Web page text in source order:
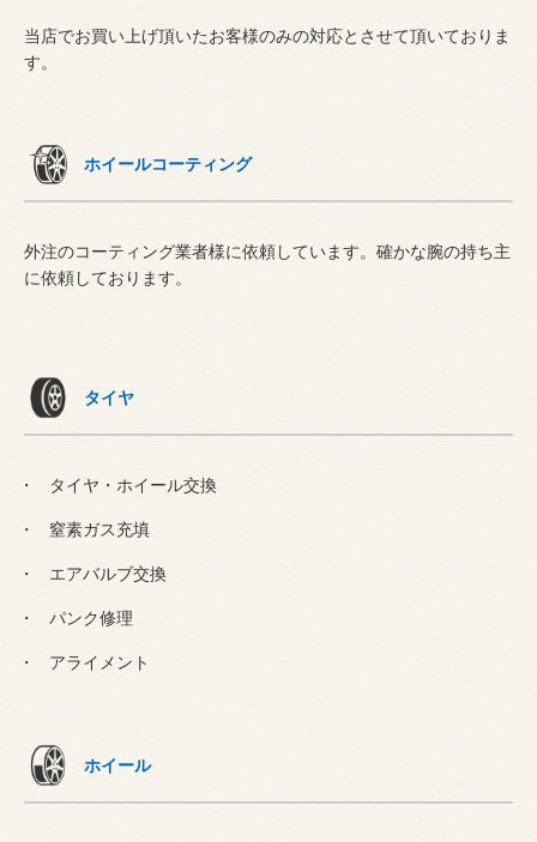
当店でお買い上げ頂いたお客様のみの対応とさせて頂いておりま
す。
ホイールコーティング
外注のコーティング業者様に依頼しています。確かな腕の持ち主
に依頼しております。
タイヤ
タイヤ・ホイール交換
窒素ガス充填
エアバルブ交換
パンク修理
アライメント
ホイール